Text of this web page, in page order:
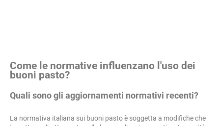
Come le normative influenzano l'uso dei
buoni pasto?
Quali sono gli aggiornamenti normativi recenti?
La normativa italiana sui buoni pasto è soggetta a modifiche che